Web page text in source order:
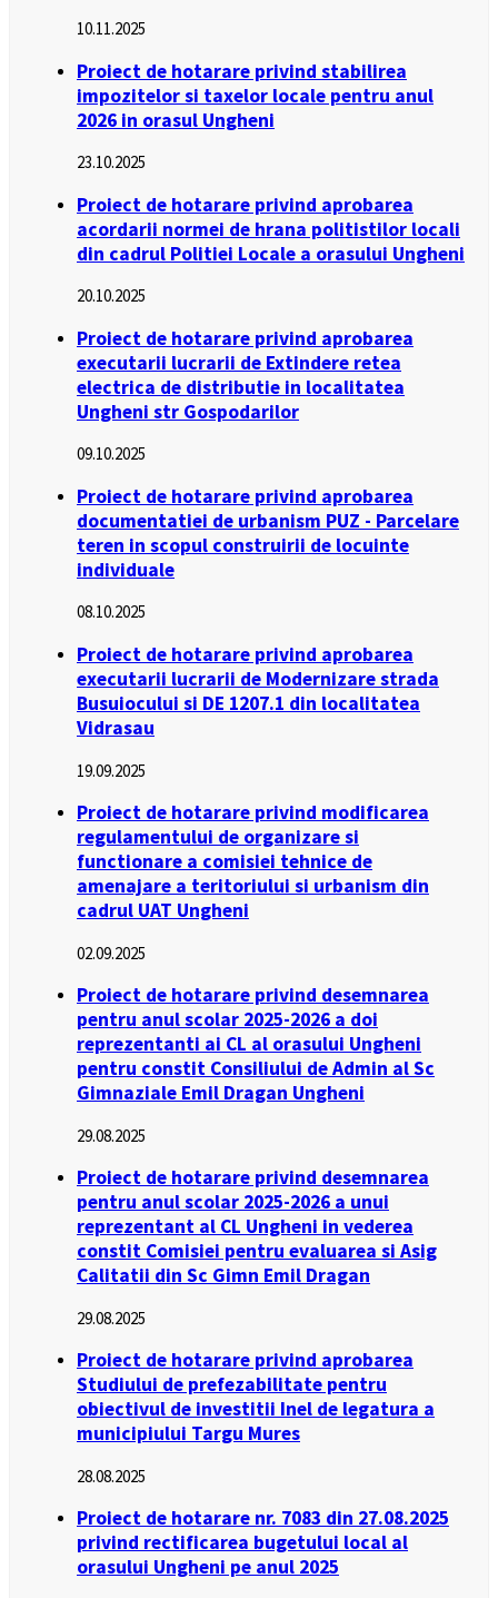
10.11.2025
Proiect de hotarare privind stabilirea
impozitelor si taxelor locale pentru anul
2026 in orasul Ungheni
23.10.2025
Proiect de hotarare privind aprobarea
acordarii normei de hrana politistilor locali
din cadrul Politiei Locale a orasului Ungheni
20.10.2025
Proiect de hotarare privind aprobarea
executarii lucrarii de Extindere retea
electrica de distributie in localitatea
Ungheni str Gospodarilor
09.10.2025
Proiect de hotarare privind aprobarea
documentatiei de urbanism PUZ - Parcelare
teren in scopul construirii de locuinte
individuale
08.10.2025
Proiect de hotarare privind aprobarea
executarii lucrarii de Modernizare strada
Busuiocului si DE 1207.1 din localitatea
Vidrasau
19.09.2025
Proiect de hotarare privind modificarea
regulamentului de organizare si
functionare a comisiei tehnice de
amenajare a teritoriului si urbanism din
cadrul UAT Ungheni
02.09.2025
Proiect de hotarare privind desemnarea
pentru anul scolar 2025-2026 a doi
reprezentanti ai CL al orasului Ungheni
pentru constit Consiliului de Admin al Sc
Gimnaziale Emil Dragan Ungheni
29.08.2025
Proiect de hotarare privind desemnarea
pentru anul scolar 2025-2026 a unui
reprezentant al CL Ungheni in vederea
constit Comisiei pentru evaluarea si Asig
Calitatii din Sc Gimn Emil Dragan
29.08.2025
Proiect de hotarare privind aprobarea
Studiului de prefezabilitate pentru
obiectivul de investitii Inel de legatura a
municipiului Targu Mures
28.08.2025
Proiect de hotarare nr. 7083 din 27.08.2025
privind rectificarea bugetului local al
orasului Ungheni pe anul 2025